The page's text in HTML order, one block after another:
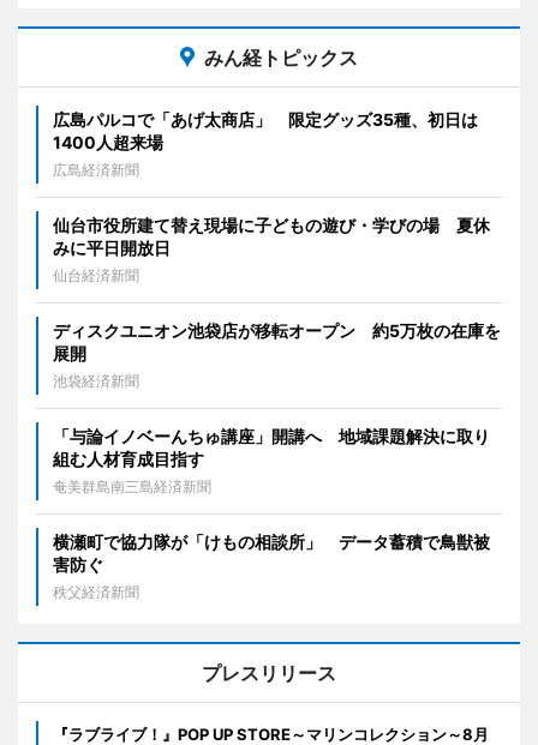
みん経トピックス
広島パルコで「あげ太商店」 限定グッズ35種、初日は
1400人超来場
広島経済新聞
仙台市役所建て替え現場に子どもの遊び・学びの場 夏休
みに平日開放日
仙台経済新聞
ディスクユニオン池袋店が移転オープン 約5万枚の在庫を
展開
池袋経済新聞
「与論イノベーんちゅ講座」開講へ 地域課題解決に取り
組む人材育成目指す
奄美群島南三島経済新聞
横瀬町で協力隊が「けもの相談所」 データ蓄積で鳥獣被
害防ぐ
秩父経済新聞
プレスリリース
『ラブライブ！』POP UP STORE～マリンコレクション～8月